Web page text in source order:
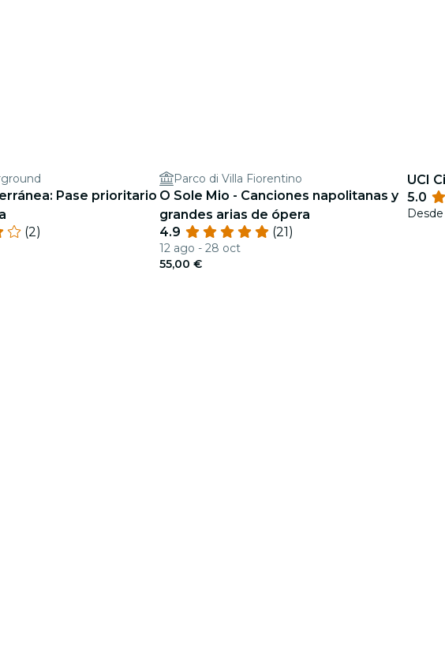
Pase prioritario
(2)
Parco di Villa Fiorentino
O Sole Mio - Canciones napolitanas y
grandes arias de ópera
4.9
(21)
12 ago - 28 oct
55,00 €
UCI
5.0